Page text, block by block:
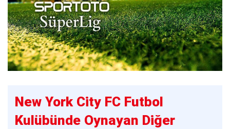
New York City FC Futbol
Kulübünde Oynayan Diğer